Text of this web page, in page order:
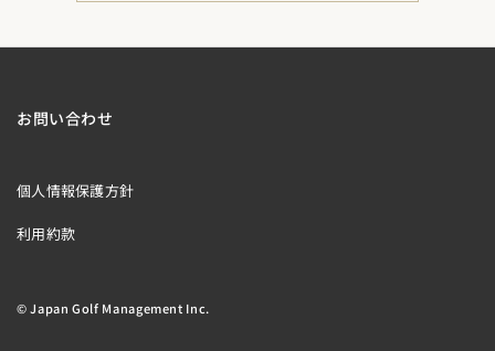
お問い合わせ
個人情報保護方針
利用約款
© Japan Golf Management Inc.